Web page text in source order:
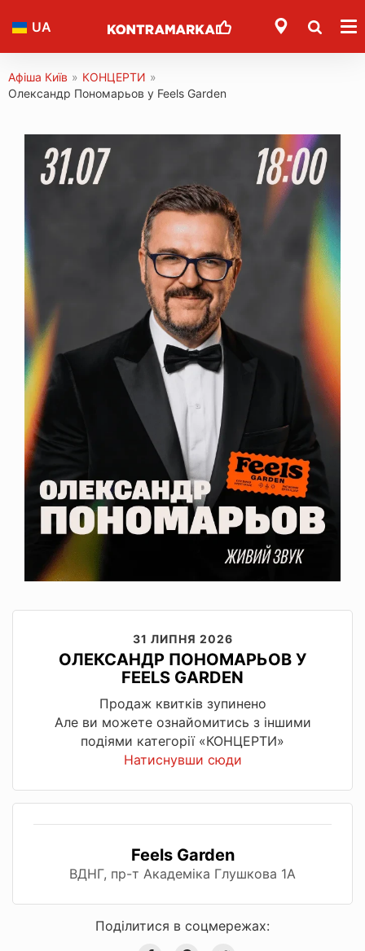
UA
Афіша Київ » КОНЦЕРТИ »
Олександр Пономарьов у Feels Garden
31 ЛИПНЯ 2026
ОЛЕКСАНДР ПОНОМАРЬОВ У
FEELS GARDEN
Продаж квитків зупинено
Але ви можете ознайомитись з іншими
подіями категорії «КОНЦЕРТИ»
Натиснувши сюди
Feels Garden
ВДНГ, пр-т Академіка Глушкова 1А
Поділитися в соцмережах: